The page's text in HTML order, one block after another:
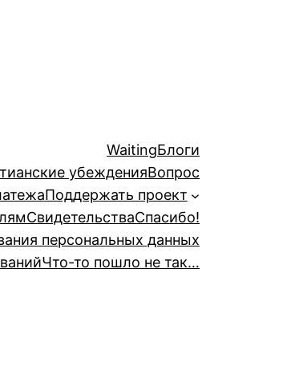
WaitingБлоги
убежденияВопрос
Поддержать проект
СвидетельстваСпасибо!
персональных данных
Что-то пошло не так…